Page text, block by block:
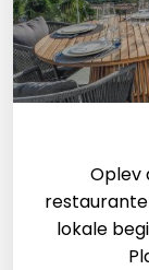
Oplev
lokale